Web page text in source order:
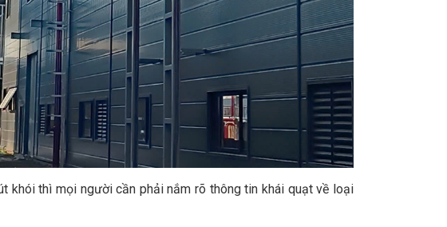
khói thì mọi người cần phải nắm rõ thông tin khái quạt về loại